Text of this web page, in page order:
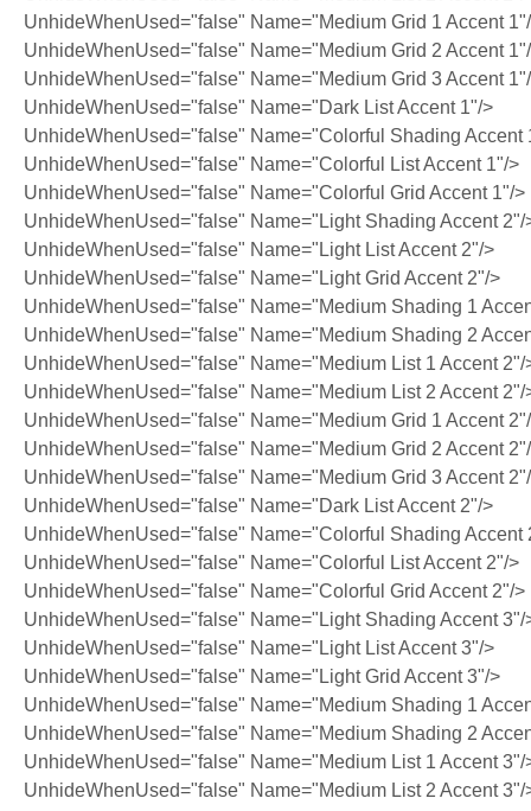
UnhideWhenUsed="false" Name="Medium Grid 1 Accent
UnhideWhenUsed="false" Name="Medium Grid 2 Accent
UnhideWhenUsed="false" Name="Medium Grid 3 Accent
UnhideWhenUsed="false" Name="Dark List Accent 1"/>
UnhideWhenUsed="false" Name="Colorful Shading Accent
UnhideWhenUsed="false" Name="Colorful List Accent 1"/>
UnhideWhenUsed="false" Name="Colorful Grid Accent 1"/>
UnhideWhenUsed="false" Name="Light Shading Accent 2"/
UnhideWhenUsed="false" Name="Light List Accent 2"/>
UnhideWhenUsed="false" Name="Light Grid Accent 2"/>
UnhideWhenUsed="false" Name="Medium Shading 1
UnhideWhenUsed="false" Name="Medium Shading 2
UnhideWhenUsed="false" Name="Medium List 1 Accent 2"/
UnhideWhenUsed="false" Name="Medium List 2 Accent 2"/
UnhideWhenUsed="false" Name="Medium Grid 1 Accent
UnhideWhenUsed="false" Name="Medium Grid 2 Accent
UnhideWhenUsed="false" Name="Medium Grid 3 Accent
UnhideWhenUsed="false" Name="Dark List Accent 2"/>
UnhideWhenUsed="false" Name="Colorful Shading Accent
UnhideWhenUsed="false" Name="Colorful List Accent 2"/>
UnhideWhenUsed="false" Name="Colorful Grid Accent 2"/>
UnhideWhenUsed="false" Name="Light Shading Accent 3"/
UnhideWhenUsed="false" Name="Light List Accent 3"/>
UnhideWhenUsed="false" Name="Light Grid Accent 3"/>
UnhideWhenUsed="false" Name="Medium Shading 1
UnhideWhenUsed="false" Name="Medium Shading 2
UnhideWhenUsed="false" Name="Medium List 1 Accent 3"/
UnhideWhenUsed="false" Name="Medium List 2 Accent 3"/